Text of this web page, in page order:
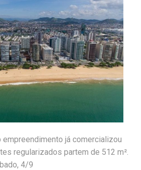
já comercializou
regularizados partem de 512 m².
4/9